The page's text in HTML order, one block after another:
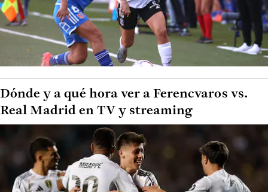
Dónde y a qué hora ver a Ferencvaros vs.
Real Madrid en TV y streaming